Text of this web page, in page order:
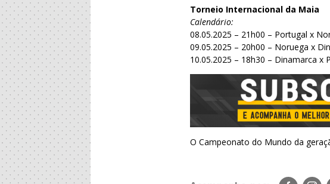
Torneio Internacional da Maia
Calendário:
08.05.2025 – 21h00 – Portugal x
09.05.2025 – 20h00 – Noruega x
10.05.2025 – 18h30 – Dinamarca x
O Campeonato do Mundo da